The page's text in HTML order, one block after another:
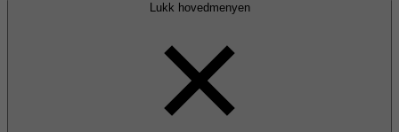
Lukk hovedmenyen